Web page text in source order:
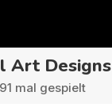
Art Designs
mal gespielt